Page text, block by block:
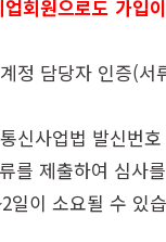
회원으로도 가입
정 담당자 인증(
신사업법 발신번
를 제출하여 심사
일이 소요될 수 있